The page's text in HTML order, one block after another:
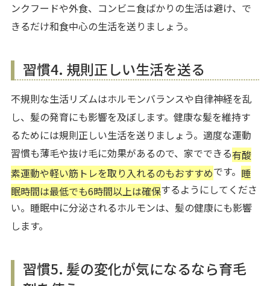
ンクフードや外食、コンビニ食ばかりの生活は避け、で
きるだけ和食中心の生活を送りましょう。
習慣4. 規則正しい生活を送る
不規則な生活リズムはホルモンバランスや自律神経を乱
し、髪の発育にも影響を及ぼします。健康な髪を維持す
るためには規則正しい生活を送りましょう。適度な運動
習慣も薄毛や抜け毛に効果があるので、家でできる有酸
素運動や軽い筋トレを取り入れるのもおすすめです。 睡
眠時間は最低でも6時間以上は確保するようにしてくださ
い。睡眠中に分泌されるホルモンは、髪の健康にも影響
します。
習慣5. 髪の変化が気になるなら育毛